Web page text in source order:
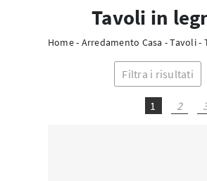
Tavoli in
Home- Arredamento Casa -Tavoli-
Filtra i risultati
1 2